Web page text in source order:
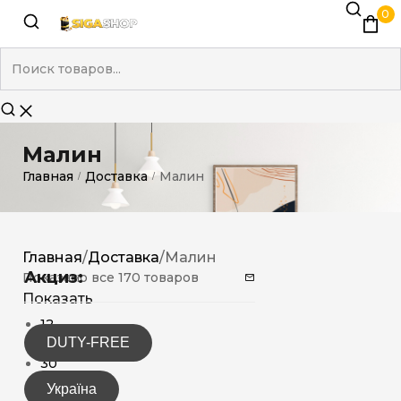
0
Малин
Главная / Доставка / Малин
Акциз:
DUTY-FREE
Україна
Главная/Доставка/Малин
Показано все 170 товаров
Показать
12
15
30